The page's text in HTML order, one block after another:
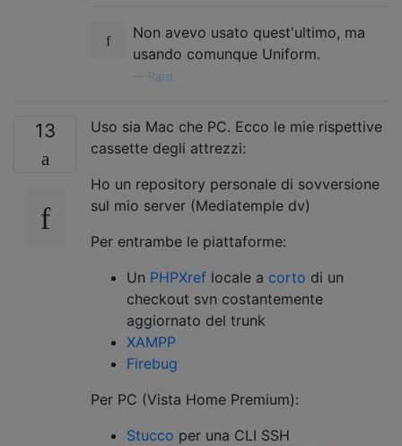
Non avevo usato quest'ultimo, ma
usando comunque Uniform.
Rarst
13
Uso sia Mac che PC. Ecco le mie rispettive
cassette degli attrezzi:
Ho un repository personale di sovversione
sul mio server (Mediatemple dv)
Per entrambe le piattaforme:
Un PHPXref locale a corto di un
checkout svn costantemente
aggiornato del trunk
XAMPP
Firebug
Per PC (Vista Home Premium):
Stucco per una CLI SSH